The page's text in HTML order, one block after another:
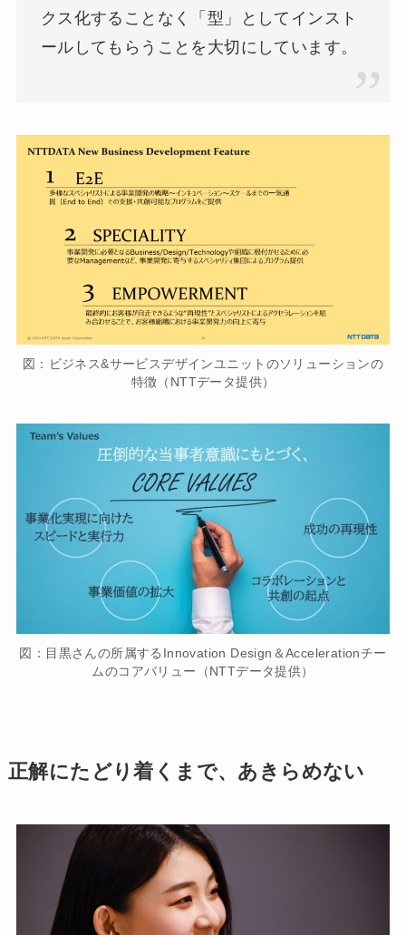
クス化することなく「型」としてインスト
ールしてもらうことを大切にしています。
図：ビジネス&サービスデザインユニットのソリューションの
特徴（NTTデータ提供）
図：目黒さんの所属するInnovation Design＆Accelerationチー
ムのコアバリュー（NTTデータ提供）
正解にたどり着くまで、あきらめない